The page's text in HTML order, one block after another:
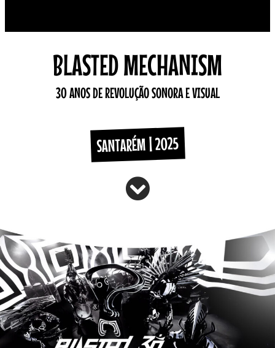
BLASTED MECHANISM
30 ANOS DE REVOLUÇÃO SONORA E VISUAL
SANTARÉM | 2025